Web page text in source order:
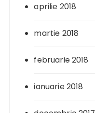
aprilie 2018
martie 2018
februarie 2018
ianuarie 2018